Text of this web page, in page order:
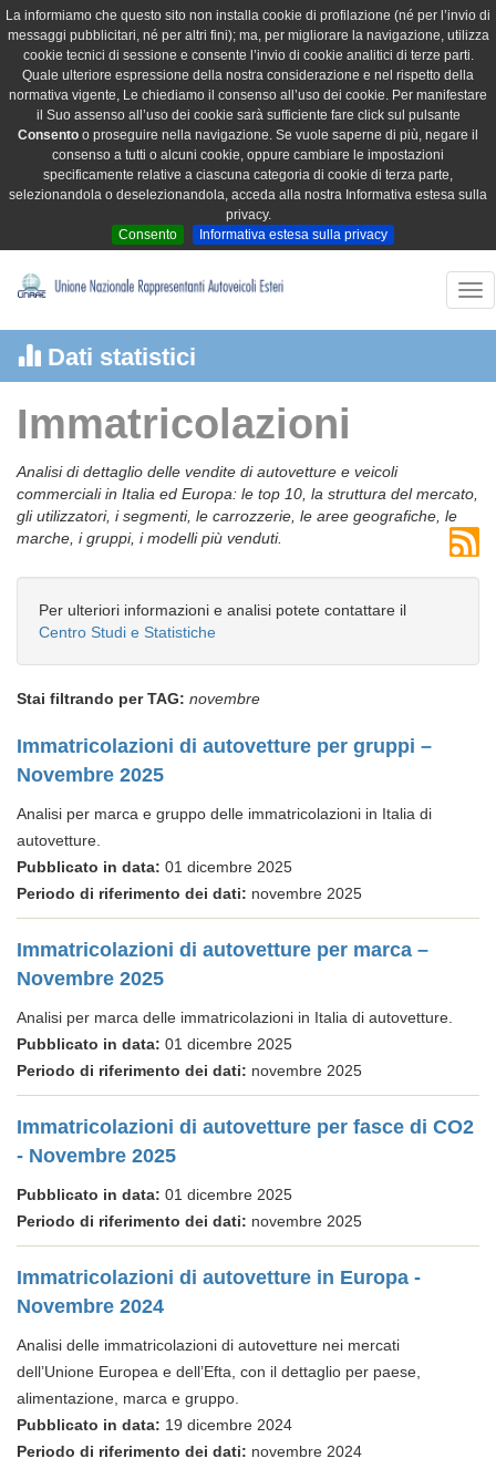
La informiamo che questo sito non installa cookie di profilazione (né per l’invio di
messaggi pubblicitari, né per altri fini); ma, per migliorare la navigazione, utilizza
cookie tecnici di sessione e consente l’invio di cookie analitici di terze parti.
Quale ulteriore espressione della nostra considerazione e nel rispetto della
normativa vigente, Le chiediamo il consenso all’uso dei cookie. Per manifestare
il Suo assenso all’uso dei cookie sarà sufficiente fare click sul pulsante
Consento o proseguire nella navigazione. Se vuole saperne di più, negare il
consenso a tutti o alcuni cookie, oppure cambiare le impostazioni
specificamente relative a ciascuna categoria di cookie di terza parte,
selezionandola o deselezionandola, acceda alla nostra Informativa estesa sulla
privacy.
Consento
Informativa estesa sulla privacy
Dati statistici
Immatricolazioni
Analisi di dettaglio delle vendite di autovetture e veicoli
commerciali in Italia ed Europa: le top 10, la struttura del mercato,
gli utilizzatori, i segmenti, le carrozzerie, le aree geografiche, le
marche, i gruppi, i modelli più venduti.
Per ulteriori informazioni e analisi potete contattare il
Centro Studi e Statistiche
Stai filtrando per TAG: novembre
Immatricolazioni di autovetture per gruppi –
Novembre 2025
Analisi per marca e gruppo delle immatricolazioni in Italia di
autovetture.
Pubblicato in data: 01 dicembre 2025
Periodo di riferimento dei dati: novembre 2025
Immatricolazioni di autovetture per marca –
Novembre 2025
Analisi per marca delle immatricolazioni in Italia di autovetture.
Pubblicato in data: 01 dicembre 2025
Periodo di riferimento dei dati: novembre 2025
Immatricolazioni di autovetture per fasce di CO2
- Novembre 2025
Pubblicato in data: 01 dicembre 2025
Periodo di riferimento dei dati: novembre 2025
Immatricolazioni di autovetture in Europa -
Novembre 2024
Analisi delle immatricolazioni di autovetture nei mercati
dell’Unione Europea e dell’Efta, con il dettaglio per paese,
alimentazione, marca e gruppo.
Pubblicato in data: 19 dicembre 2024
Periodo di riferimento dei dati: novembre 2024